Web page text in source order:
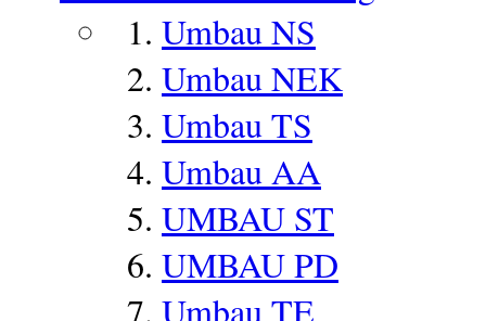
Umbau NS
Umbau NEK
Umbau TS
Umbau AA
UMBAU ST
UMBAU PD
Umbau TE